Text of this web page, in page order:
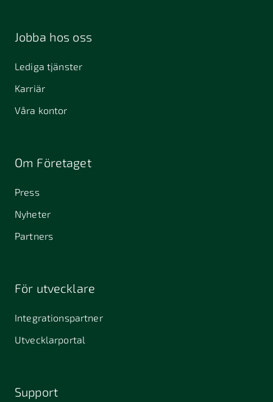
Jobba hos oss
Lediga tjänster
Karriär
Våra kontor
Om Företaget
Press
Nyheter
Partners
För utvecklare
Integrationspartner
Utvecklarportal
Support